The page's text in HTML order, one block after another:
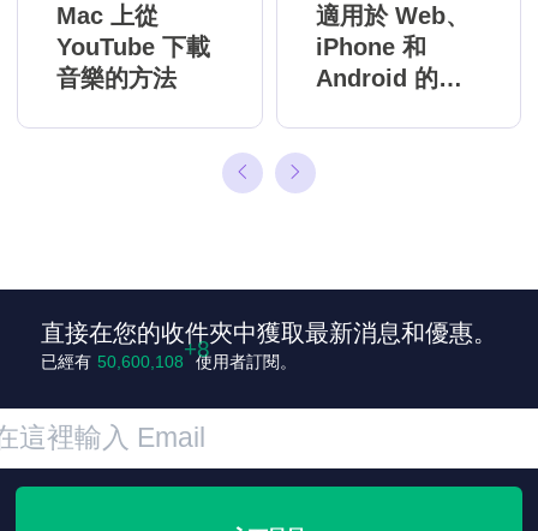
Mac 上從
YouTube 下載
音樂的方法
適用於 Web、
iPhone 和
Android 的最
載軟體
直接在您的收件夾中獲取最新消息和優惠。
已經有 50,600,116 使用者訂閱。